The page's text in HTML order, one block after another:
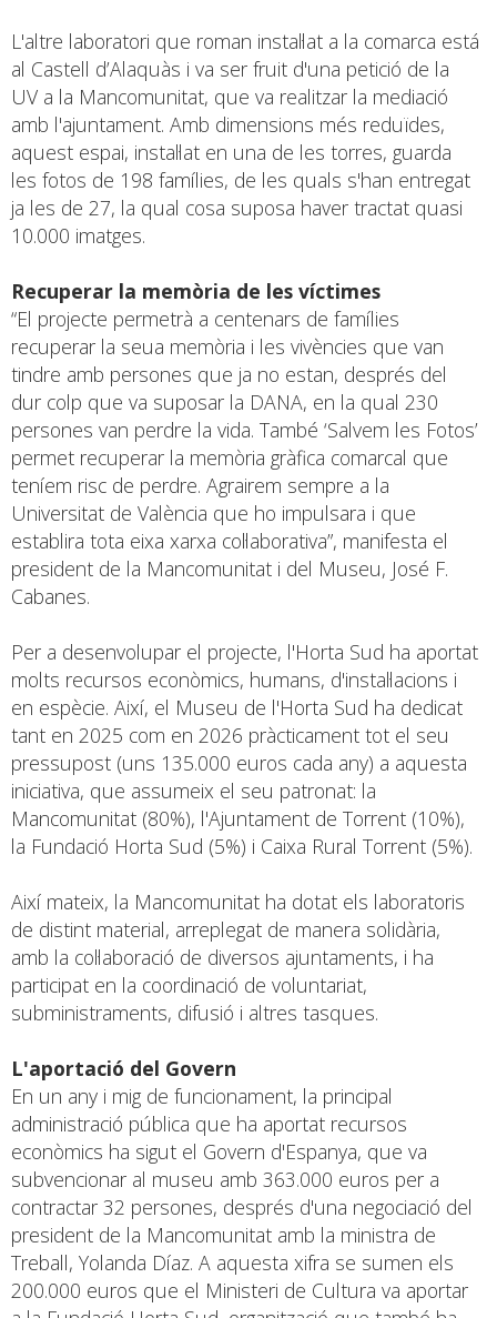
L'altre laboratori que roman instal·lat a la comarca está
al Castell d’Alaquàs i va ser fruit d'una petició de la
UV a la Mancomunitat, que va realitzar la mediació
amb l'ajuntament. Amb dimensions més reduïdes,
aquest espai, instal·lat en una de les torres, guarda
les fotos de 198 famílies, de les quals s'han entregat
ja les de 27, la qual cosa suposa haver tractat quasi
10.000 imatges.
Recuperar la memòria de les víctimes
“El projecte permetrà a centenars de famílies
recuperar la seua memòria i les vivències que van
tindre amb persones que ja no estan, després del
dur colp que va suposar la DANA, en la qual 230
persones van perdre la vida. També ‘Salvem les Fotos’
permet recuperar la memòria gràfica comarcal que
teníem risc de perdre. Agrairem sempre a la
Universitat de València que ho impulsara i que
establira tota eixa xarxa col·laborativa”, manifesta el
president de la Mancomunitat i del Museu, José F.
Cabanes.
Per a desenvolupar el projecte, l'Horta Sud ha aportat
molts recursos econòmics, humans, d'instal·lacions i
en espècie. Així, el Museu de l'Horta Sud ha dedicat
tant en 2025 com en 2026 pràcticament tot el seu
pressupost (uns 135.000 euros cada any) a aquesta
iniciativa, que assumeix el seu patronat: la
Mancomunitat (80%), l'Ajuntament de Torrent (10%),
la Fundació Horta Sud (5%) i Caixa Rural Torrent (5%).
Així mateix, la Mancomunitat ha dotat els laboratoris
de distint material, arreplegat de manera solidària,
amb la col·laboració de diversos ajuntaments, i ha
participat en la coordinació de voluntariat,
subministraments, difusió i altres tasques.
L'aportació del Govern
En un any i mig de funcionament, la principal
administració pública que ha aportat recursos
econòmics ha sigut el Govern d'Espanya, que va
subvencionar al museu amb 363.000 euros per a
contractar 32 persones, després d'una negociació del
president de la Mancomunitat amb la ministra de
Treball, Yolanda Díaz. A aquesta xifra se sumen els
200.000 euros que el Ministeri de Cultura va aportar